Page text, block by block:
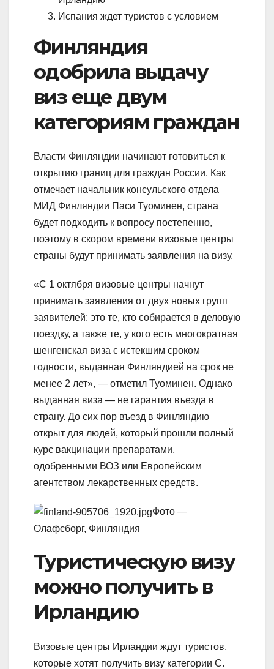
Испания ждет туристов с условием
Финляндия
одобрила выдачу
виз еще двум
категориям граждан
Власти Финляндии начинают готовиться к
открытию границ для граждан России. Как
отмечает начальник консульского отдела
МИД Финляндии Паси Туоминен, страна
будет подходить к вопросу постепенно,
поэтому в скором времени визовые центры
страны будут принимать заявления на визу.
«С 1 октября визовые центры начнут
принимать заявления от двух новых групп
заявителей: это те, кто собирается в деловую
поездку, а также те, у кого есть многократная
шенгенская виза с истекшим сроком
годности, выданная Финляндией на срок не
менее 2 лет», — отметил Туоминен. Однако
выданная виза — не гарантия въезда в
страну. До сих пор въезд в Финляндию
открыт для людей, который прошли полный
курс вакцинации препаратами,
одобренными ВОЗ или Европейским
агентством лекарственных средств.
Фото —
Олафсборг, Финляндия
Туристическую визу
можно получить в
Ирландию
Визовые центры Ирландии ждут туристов,
которые хотят получить визу категории С.